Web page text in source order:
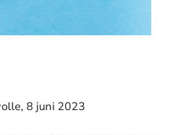
8 juni 2023